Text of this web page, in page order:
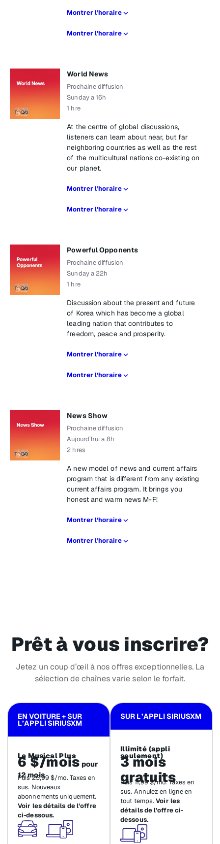
Montrer l’horaire
Montrer l’horaire
World News
Prochaine diffusion
Sunday a 16h
1 hre
At the centre of global discussions,
listeners can learn about near, but far
neighboring countries as well as the rest
of the multicultural nations co-existing on
our planet.
Montrer l’horaire
Montrer l’horaire
Powerful Opponents
Prochaine diffusion
Sunday a 22h
1 hre
Discussion about the present and future
of Korea which has become a global
leading nation that contributes to
freedom, peace and prosperity.
Montrer l’horaire
Montrer l’horaire
News Show
Prochaine diffusion
Aujourd’hui a 8h
2 hres
A new model of news and current affairs
program that is different from any existing
current affairs program. It brings you
honest and warm news M-F!
Montrer l’horaire
Montrer l’horaire
Prêt à vous inscrire?
Jetez un coup d’œil à nos offres exceptionnelles. La
sélection de chaînes varie selon le forfait.
EN VOITURE + SUR
L’APPLI SIRIUSXM
Le Musical Plus
6 $/mois pour
12 mois
Puis 25,99 $/mo. Taxes en
sus. Nouveaux
abonnements uniquement.
Voir les détails de l’offre
ci-dessous.
SUR L’APPLI SIRIUSXM
Illimité (appli
seulement)
3 mois
gratuits
Puis 11,99 $/mo. Taxes en
sus. Annulez en ligne en
tout temps.Voir les
détails de l’offre ci-
dessous.